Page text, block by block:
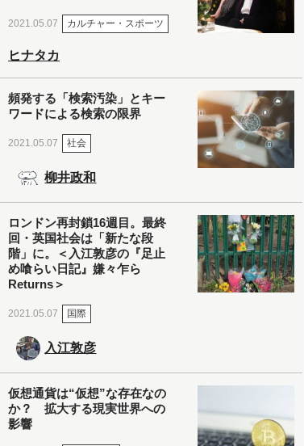
2021.05.07 カルチャー・スポーツ
ヒナタカ
頻発する「検索汚染」とキー
ワードによる検索の限界
2021.05.07 社会
柳井政和
ロンドン再封鎖16週目。最終
回・英国社会は「新たな段
階」に。＜入江敦彦の『足止
め喰らい日記』嫌々乍ら
Returns＞
2021.05.07 国際
入江敦彦
仮想通貨は“仮想”な存在なの
か？ 拡大する現実世界への
影響